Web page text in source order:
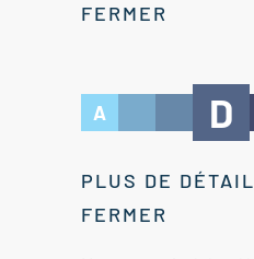
FERMER
A D
PLUS DE
FERMER